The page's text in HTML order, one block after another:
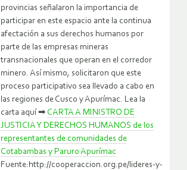
provincias señalaron la importancia de
participar en este espacio ante la continua
afectación a sus derechos humanos por
parte de las empresas mineras
transnacionales que operan en el corredor
minero. Así mismo, solicitaron que este
proceso participativo sea llevado a cabo en
las regiones de Cusco y Apurímac. Lea la
carta aquí ➡ CARTA A MINISTRO DE
JUSTICIA Y DERECHOS HUMANOS de los
representantes de comunidades de
Cotabambas y Paruro Apurímac
Fuente:http://cooperaccion.org.pe/lideres-y-